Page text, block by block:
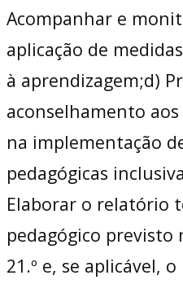
Acompanhar e
aplicação de
à aprendizagem;d)
aconselhamento
na implementação
pedagógicas
Elaborar o relatório
pedagógico previsto
21.º e, se aplicável,